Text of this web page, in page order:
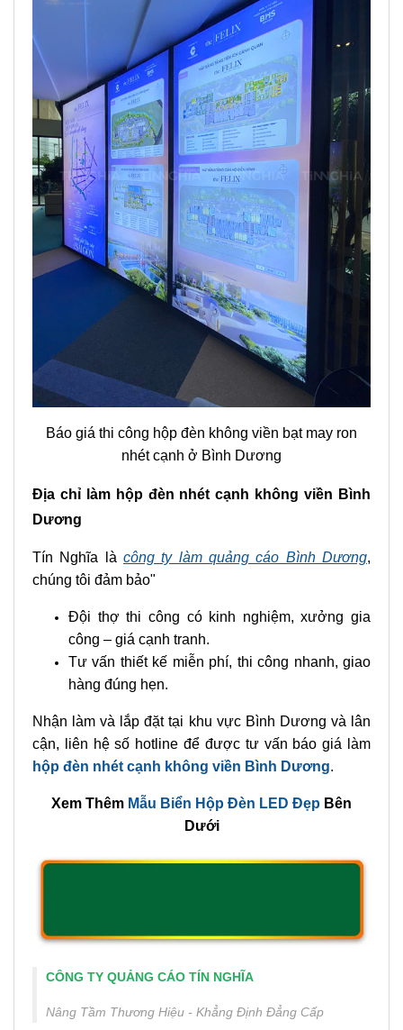
Thi công gắn bạt hộp đèn không viền đẹp giá tốt gắn
trong nhà
Ứng dụng phổ biến:
Đặt tại quầy lễ tân, hành lang, showroom, siêu
thị, tiệm tóc, quán cà phê…
Đặt hộp đèn không viền bạt dẻoở sảnh tòa
nhà, khu trung tâm thương mại.
Dùng làm bảng chỉ dẫn, bảng giới thiệu sản
phẩm, bảng giới thiệu thông tin dự án hay sản
phẩm trong công ty, poster quảng cáo.
Báo giá thi công hộp đèn không viền bạt may ron
nhét cạnh ở Bình Dương
Địa chỉ làm hộp đèn nhét cạnh không viền Bình
Đội thợ thi công có kinh nghiệm, xưởng gia
Tư vấn thiết kế miễn phí, thi công nhanh, giao